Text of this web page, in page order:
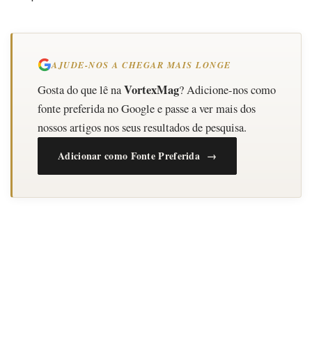
AJUDE-NOS A CHEGAR MAIS LONGE
Gosta do que lê naVortexMag? Adicione-nos como
fonte preferida no Google e passe a ver mais dos
nossos artigos nos seus resultados de pesquisa.
Adicionar como Fonte Preferida →